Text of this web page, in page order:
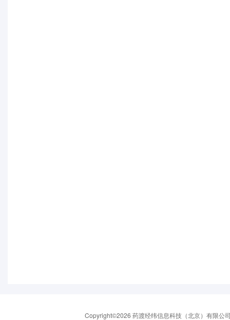
Copyright©2026 药渡经纬信息科技（北京）有限公